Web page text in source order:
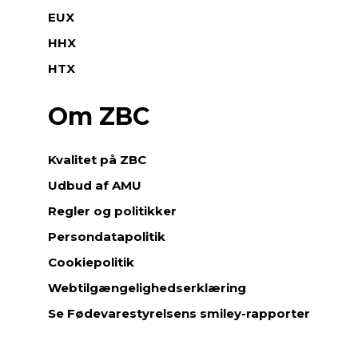
EUX
HHX
HTX
Om ZBC
Kvalitet på ZBC
Udbud af AMU
Regler og politikker
Persondatapolitik
Cookiepolitik
Webtilgængelighedserklæring
Se Fødevarestyrelsens smiley-rapporter